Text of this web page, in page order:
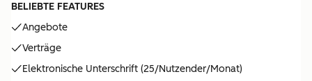
BELIEBTE FEATURES
Angebote
Verträge
Elektronische Unterschrift (25/Nutzender/Monat)